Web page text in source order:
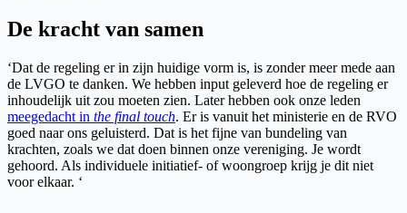
De kracht van samen
‘Dat de regeling er in zijn huidige vorm is, is zonder meer mede aan
de LVGO te danken. We hebben input geleverd hoe de regeling er
inhoudelijk uit zou moeten zien. Later hebben ook onze leden
meegedacht in the final touch. Er is vanuit het ministerie en de RVO
goed naar ons geluisterd. Dat is het fijne van bundeling van
krachten, zoals we dat doen binnen onze vereniging. Je wordt
gehoord. Als individuele initiatief- of woongroep krijg je dit niet
voor elkaar. ‘